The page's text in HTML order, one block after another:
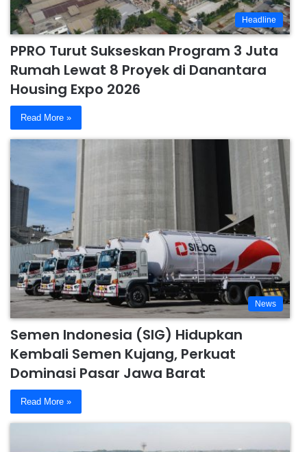
Headline
PPRO Turut Sukseskan Program 3 Juta
Rumah Lewat 8 Proyek di Danantara
Housing Expo 2026
Read More »
News
Semen Indonesia (SIG) Hidupkan
Kembali Semen Kujang, Perkuat
Dominasi Pasar Jawa Barat
Read More »